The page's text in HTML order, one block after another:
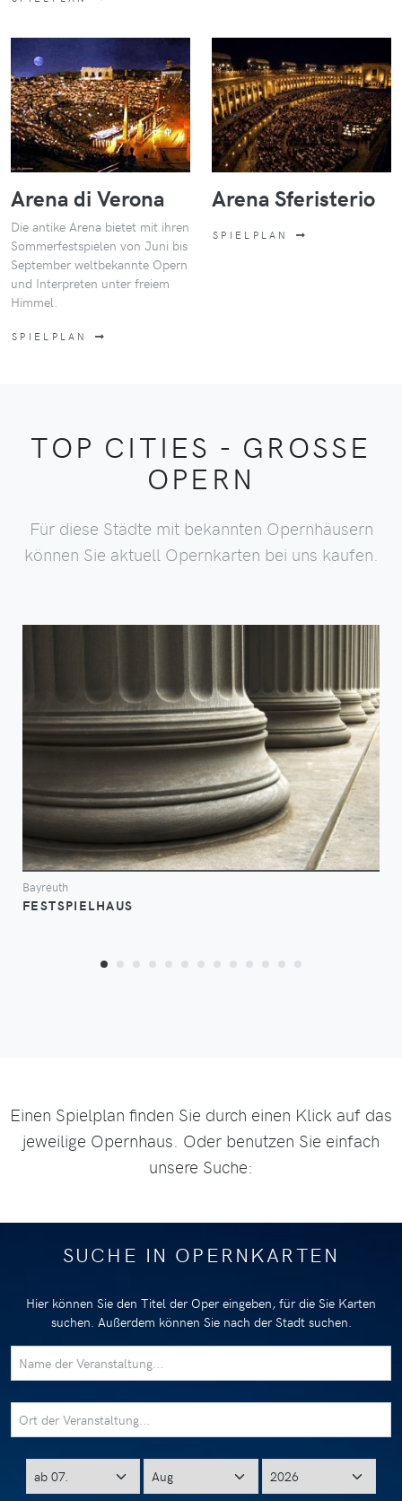
Arena di Verona
Die antike Arena bietet mit ihren
Sommerfestspielen von Juni bis
September weltbekannte Opern
und Interpreten unter freiem
Himmel.
SPIELPLAN
Arena Sferisterio
SPIELPLAN
TOP CITIES - GROSSE
OPERN
Für diese Städte mit bekannten Opernhäusern
können Sie aktuell Opernkarten bei uns kaufen.
SPIELPAN
Bayreuth
FESTSPIELHAUS
Einen Spielplan finden Sie durch einen Klick auf das
jeweilige Opernhaus. Oder benutzen Sie einfach
unsere Suche:
SUCHE IN OPERNKARTEN
Hier können Sie den Titel der Oper eingeben, für die Sie Karten
suchen. Außerdem können Sie nach der Stadt suchen.